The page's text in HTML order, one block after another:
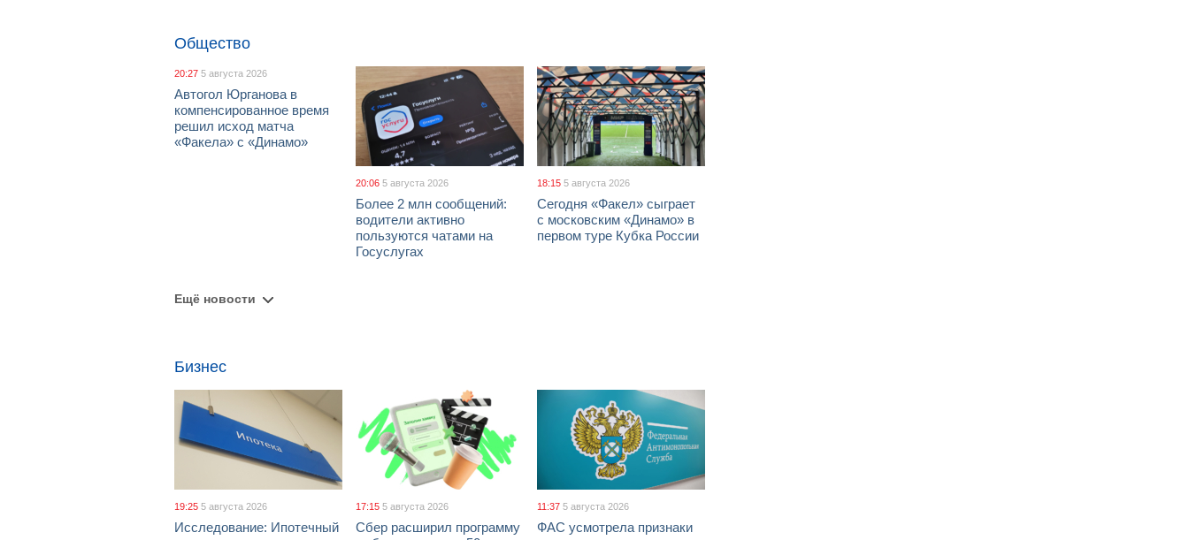
Общество
20:27 5 августа 2026
Автогол Юрганова в
компенсированное время
решил исход матча
«Факела» с «Динамо»
20:06 5 августа 2026
Более 2 млн сообщений:
водители активно
пользуются чатами на
Госуслугах
18:15 5 августа 2026
Сегодня «Факел» сыграет
с московским «Динамо» в
первом туре Кубка России
Ещё новости
Бизнес
19:25 5 августа 2026
Исследование: Ипотечный
17:15 5 августа 2026
Сбер расширил программу
11:37 5 августа 2026
ФАС усмотрела признаки